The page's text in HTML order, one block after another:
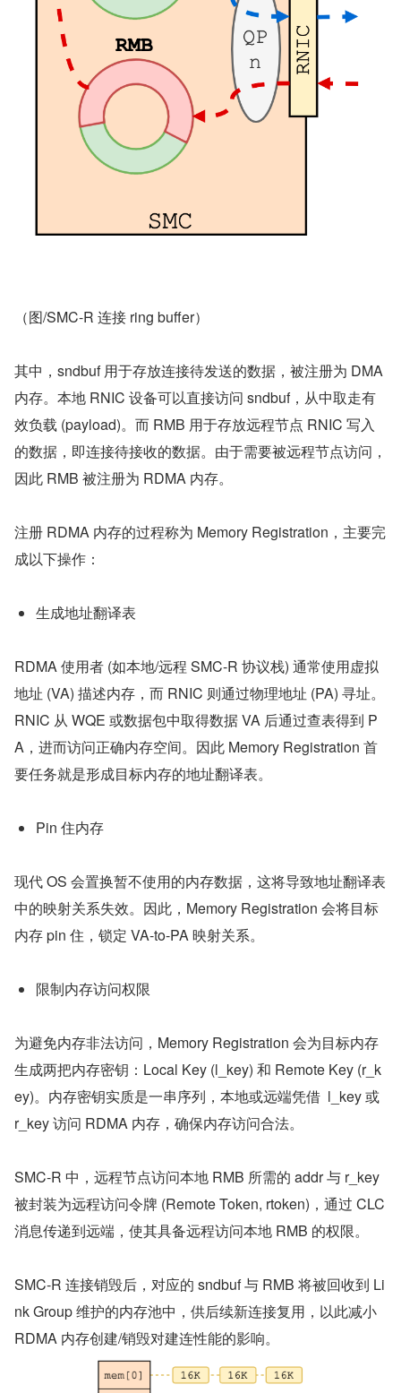
（图/SMC-R 连接 ring buffer）
其中，sndbuf 用于存放连接待发送的数据，被注册为 DMA
内存。本地 RNIC 设备可以直接访问 sndbuf，从中取走有
效负载 (payload)。而 RMB 用于存放远程节点 RNIC 写入
的数据，即连接待接收的数据。由于需要被远程节点访问，
因此 RMB 被注册为 RDMA 内存。
注册 RDMA 内存的过程称为 Memory Registration，主要完
成以下操作：
生成地址翻译表
RDMA 使用者 (如本地/远程 SMC-R 协议栈) 通常使用虚拟
地址 (VA) 描述内存，而 RNIC 则通过物理地址 (PA) 寻址。
RNIC 从 WQE 或数据包中取得数据 VA 后通过查表得到 P
A，进而访问正确内存空间。因此 Memory Registration 首
要任务就是形成目标内存的地址翻译表。
Pin 住内存
现代 OS 会置换暂不使用的内存数据，这将导致地址翻译表
中的映射关系失效。因此，Memory Registration 会将目标
内存 pin 住，锁定 VA-to-PA 映射关系。
限制内存访问权限
为避免内存非法访问，Memory Registration 会为目标内存
生成两把内存密钥：Local Key (l_key) 和 Remote Key (r_k
ey)。内存密钥实质是一串序列，本地或远端凭借  l_key 或
r_key 访问 RDMA 内存，确保内存访问合法。
SMC-R 中，远程节点访问本地 RMB 所需的 addr 与 r_key
被封装为远程访问令牌 (Remote Token, rtoken)，通过 CLC
消息传递到远端，使其具备远程访问本地 RMB 的权限。
SMC-R 连接销毁后，对应的 sndbuf 与 RMB 将被回收到 Li
nk Group 维护的内存池中，供后续新连接复用，以此减小
RDMA 内存创建/销毁对建连性能的影响。